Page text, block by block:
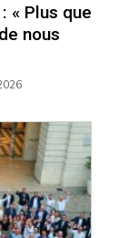
« Plus que
nous